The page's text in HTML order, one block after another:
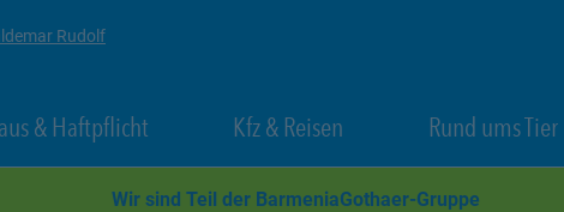
Rudolf
in New Tab
& HaftpflichtLink Opens in New Tab
Kfz & Reisen Link Opens in New Tab
Rund ums Tier
Wir sind Teil der BarmeniaGothaer-Gruppe